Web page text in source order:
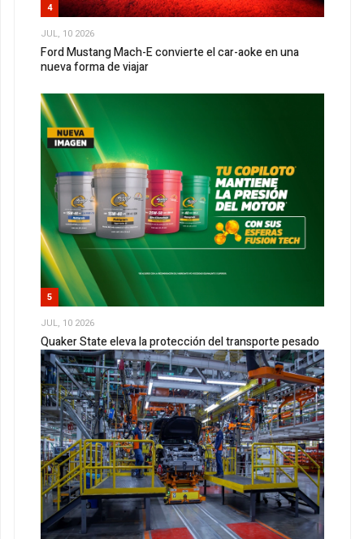
4
JUL, 10 2026
Ford Mustang Mach-E convierte el car-aoke en una
nueva forma de viajar
5
JUL, 10 2026
Quaker State eleva la protección del transporte pesado